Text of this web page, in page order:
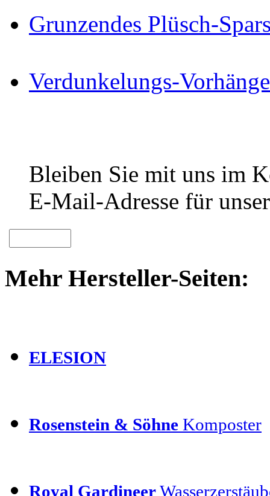
Grunzendes Plüsch-
Verdunkelungs-Vorhänge
Bleiben Sie mit uns im
E-Mail-Adresse für
Mehr Hersteller-Seiten:
ELESION
Rosenstein & Söhne Komposter
Royal Gardineer